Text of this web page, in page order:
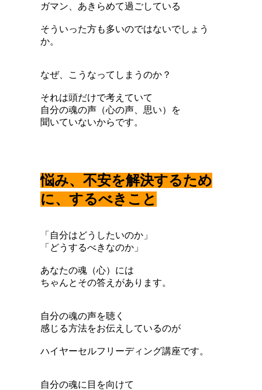
ガマン、あきらめて過ごしている
そういった方も多いのではないでしょう
か。
なぜ、こうなってしまうのか？
それは頭だけで考えていて
自分の魂の声（心の声、思い）を
聞いていないからです。
悩み、不安を解決するため
に、するべきこと
「自分はどうしたいのか」
「どうするべきなのか」
あなたの魂（心）には
ちゃんとその答えがあります。
自分の魂の声を聴く
感じる方法をお伝えしているのが
ハイヤーセルフリーディング講座です。
自分の魂に目を向けて